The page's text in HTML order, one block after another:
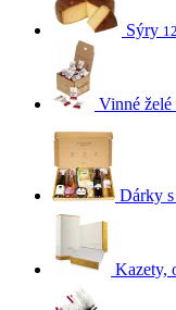
Sýry
Vinné
Dárky s
Kazety,